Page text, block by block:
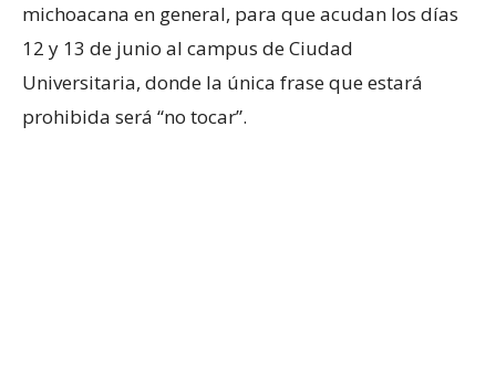
michoacana en general, para que acudan los días
12 y 13 de junio al campus de Ciudad
Universitaria, donde la única frase que estará
prohibida será “no tocar”.